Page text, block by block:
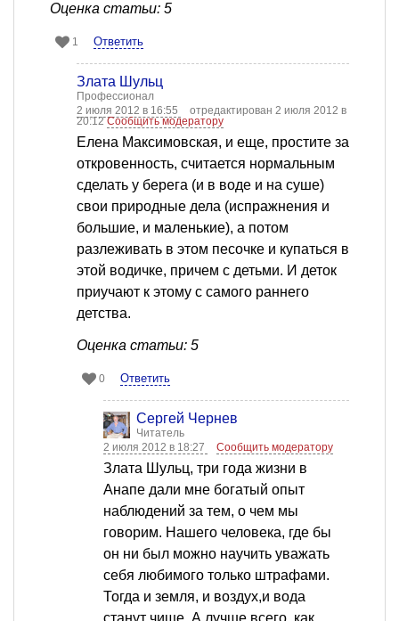
Оценка статьи: 5
1 Ответить
Злата Шульц
Профессионал
2 июля 2012 в 16:55
отредактирован 2 июля 2012 в
20:12Сообщить модератору
Елена Максимовская, и еще, простите за
откровенность, считается нормальным
сделать у берега (и в воде и на суше)
свои природные дела (испражнения и
большие, и маленькие), а потом
разлеживать в этом песочке и купаться в
этой водичке, причем с детьми. И деток
приучают к этому с самого раннего
детства.
Оценка статьи: 5
0 Ответить
Сергей Чернев
Читатель
2 июля 2012 в 18:27
Сообщить модератору
Злата Шульц, три года жизни в
Анапе дали мне богатый опыт
наблюдений за тем, о чем мы
говорим. Нашего человека, где бы
он ни был можно научить уважать
себя любимого только штрафами.
Тогда и земля, и воздух,и вода
станут чище. А лучше всего, как